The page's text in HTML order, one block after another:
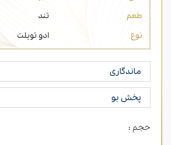
طعم
تند
نوع
ادو تویلت
ماندگاری
پخش بو
حجم :